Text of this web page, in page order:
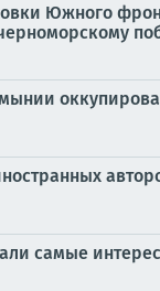
Южного
самые